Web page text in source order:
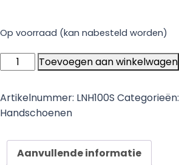
Op voorraad (kan nabesteld worden)
Nitrile
Handschoenen
stuks
-
Toevoegen aan winkelwagen
Artikelnummer: LNH100S Categorieën:
Handschoenen
Aanvullende informatie